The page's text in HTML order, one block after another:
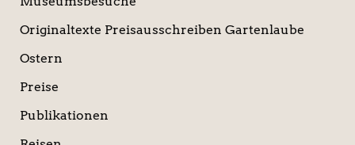
Originaltexte Preisausschreiben Gartenlaube
Ostern
Preise
Publikationen